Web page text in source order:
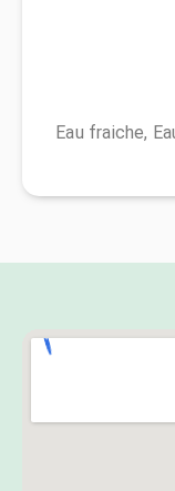
Eau fraiche,